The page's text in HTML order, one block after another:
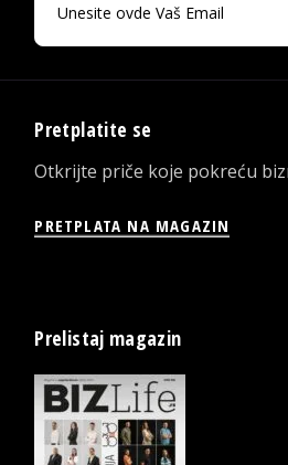
Pretplatite se
Otkrijte priče koje pokreću
PRETPLATA NA MAGAZIN
Prelistaj magazin